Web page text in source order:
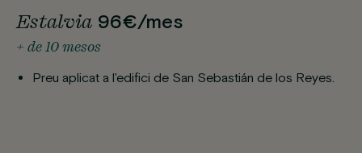
Estalvia 96€/mes
+ de 10 mesos
Preu aplicat a l'edifici de San Sebastián de los Reyes.